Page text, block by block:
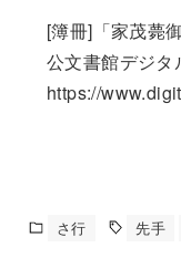
[簿冊]「家茂薨
公文書館デジタ
https://
さ行 先手